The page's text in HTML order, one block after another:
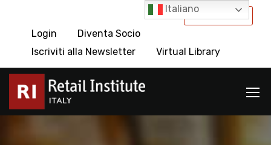
International
Login
Diventa Socio
Iscriviti alla Newsletter
Virtual Library
Italiano